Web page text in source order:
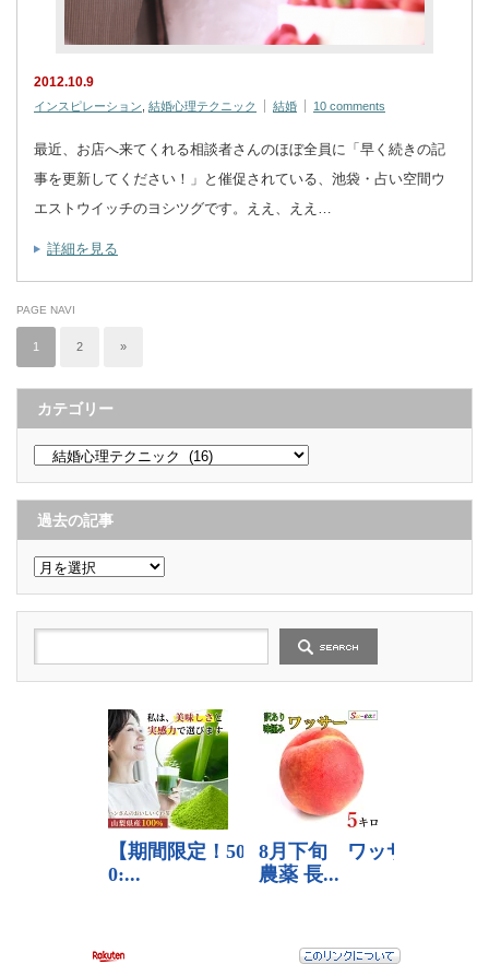
2012.10.9
インスピレーション 結婚心理テクニック 結婚 10 comments
最近、お店へ来てくれる相談者さんのほぼ全員に「早く続きの記
事を更新してください！」と催促されている、池袋・占い空間ウ
エストウイッチのヨシツグです。ええ、ええ…
詳細を見る
PAGE NAVI
1 2 »
カテゴリー
テ
ゴ
リ
ー
過去の記事
過
去
の
記
事